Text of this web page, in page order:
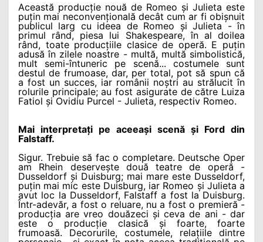
Această producție nouă de Romeo și Julieta este
puțin mai neconvențională decât cum ar fi obișnuit
publicul larg cu ideea de Romeo și Julieta - în
primul rând, piesa lui Shakespeare, în al doilea
rând, toate producțiile clasice de operă. E puțin
adusă în zilele noastre - multă, multă simbolistică,
mult semi-întuneric pe scenă... costumele sunt
destul de frumoase, dar, per total, pot să spun că
a fost un succes, iar românii noștri au strălucit în
rolurile principale; au fost asigurate de către Luiza
Fatiol și Ovidiu Purcel - Julieta, respectiv Romeo.
Mai interpretați pe aceeași scenă și Ford din
Falstaff.
Sigur. Trebuie să fac o completare. Deutsche Oper
am Rhein deservește două teatre de operă -
Dusseldorf și Duisburg; mai mare este Dusseldorf,
puțin mai mic este Duisburg, iar Romeo și Julieta a
avut loc la Dusseldorf, Falstaff a fost la Duisburg.
Într-adevăr, a fost o reluare, nu a fost o premieră -
producția are vreo douăzeci și ceva de ani - dar
este o producție clasică și foarte, foarte
frumoasă. Decorurile, costumele, relațiile dintre